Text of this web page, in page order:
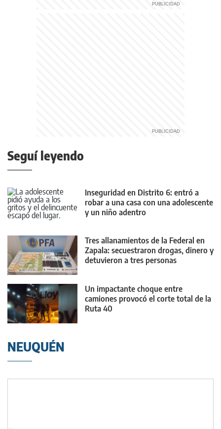
Seguí leyendo
Inseguridad en Distrito 6: entró a
robar a una casa con una adolescente
y un niño adentro
Tres allanamientos de la Federal en
Zapala: secuestraron drogas, dinero y
detuvieron a tres personas
Un impactante choque entre
camiones provocó el corte total de la
Ruta 40
NEUQUÉN